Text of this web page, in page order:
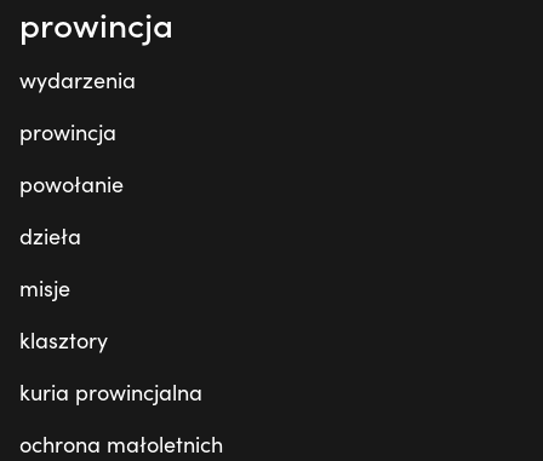
prowincja
wydarzenia
prowincja
powołanie
dzieła
misje
klasztory
kuria prowincjalna
ochrona małoletnich